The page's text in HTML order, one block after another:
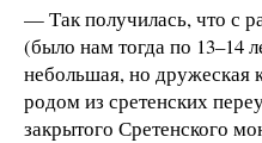
— Так получилась, что с
(было нам тогда по 13–14
небольшая, но
родом из сретенских
закрытого Сретенского